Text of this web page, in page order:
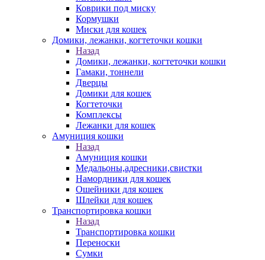
Коврики под миску
Кормушки
Миски для кошек
Домики, лежанки, когтеточки кошки
Назад
Домики, лежанки, когтеточки кошки
Гамаки, тоннели
Дверцы
Домики для кошек
Когтеточки
Комплексы
Лежанки для кошек
Амуниция кошки
Назад
Амуниция кошки
Медальоны,адресники,свистки
Намордники для кошек
Ошейники для кошек
Шлейки для кошек
Транспортировка кошки
Назад
Транспортировка кошки
Переноски
Сумки